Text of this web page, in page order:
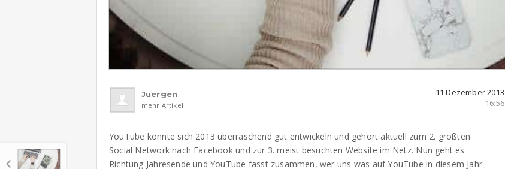
Juergen
mehr Artikel
11 Dezember 2013
16:56
YouTube konnte sich 2013 überraschend gut entwickeln und gehört aktuell zum 2. größten
Social Network nach Facebook und zur 3. meist besuchten Website im Netz. Nun geht es
Richtung Jahresende und YouTube fasst zusammen, wer uns was auf YouTube in diesem Jahr